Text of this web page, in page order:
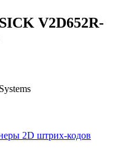
V2D652R-
2D штрих-кодов